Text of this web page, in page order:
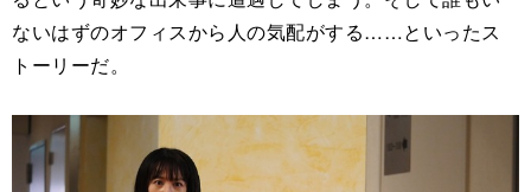
ないはずのオフィスから人の気配がする……といったス
トーリーだ。